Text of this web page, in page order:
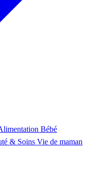
Bébé
& Soins Vie de maman